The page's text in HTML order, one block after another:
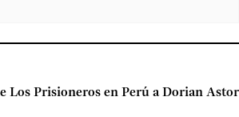
Los Prisioneros en Perú a Dorian Astor